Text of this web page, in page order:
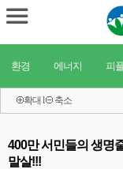
환경 에너지 피
확대 l 축소
400만 서민들의 생명
말살!!!